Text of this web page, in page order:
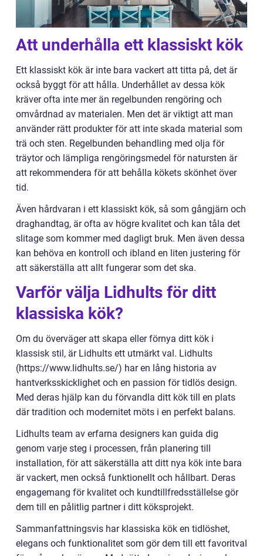
Att underhålla ett klassiskt kök
Ett klassiskt kök är inte bara vackert att titta på, det är
också byggt för att hålla. Underhållet av dessa kök
kräver ofta inte mer än regelbunden rengöring och
omvårdnad av materialen. Men det är viktigt att man
använder rätt produkter för att inte skada material som
trä och sten. Regelbunden behandling med olja för
träytor och lämpliga rengöringsmedel för natursten är
att rekommendera för att behålla kökets skönhet över
tid.
Även hårdvaran i ett klassiskt kök, så som gångjärn och
draghandtag, är ofta av högre kvalitet och kan tåla det
slitage som kommer med dagligt bruk. Men även dessa
kan behöva en kontroll och ibland en liten justering för
att säkerställa att allt fungerar som det ska.
Varför välja Lidhults för ditt
klassiska kök?
Om du överväger att skapa eller förnya ditt kök i
klassisk stil, är Lidhults ett utmärkt val. Lidhults
(https://www.lidhults.se/) har en lång historia av
hantverksskicklighet och en passion för tidlös design.
Med deras hjälp kan du förvandla ditt kök till en plats
där tradition och modernitet möts i en perfekt balans.
Lidhults team av erfarna designers kan guida dig
genom varje steg i processen, från planering till
installation, för att säkerställa att ditt nya kök inte bara
är vackert, men också funktionellt och hållbart. Deras
engagemang för kvalitet och kundtillfredsställelse gör
dem till en pålitlig partner i ditt köksprojekt.
Sammanfattningsvis har klassiska kök en tidlöshet,
elegans och funktionalitet som gör dem till ett favoritval